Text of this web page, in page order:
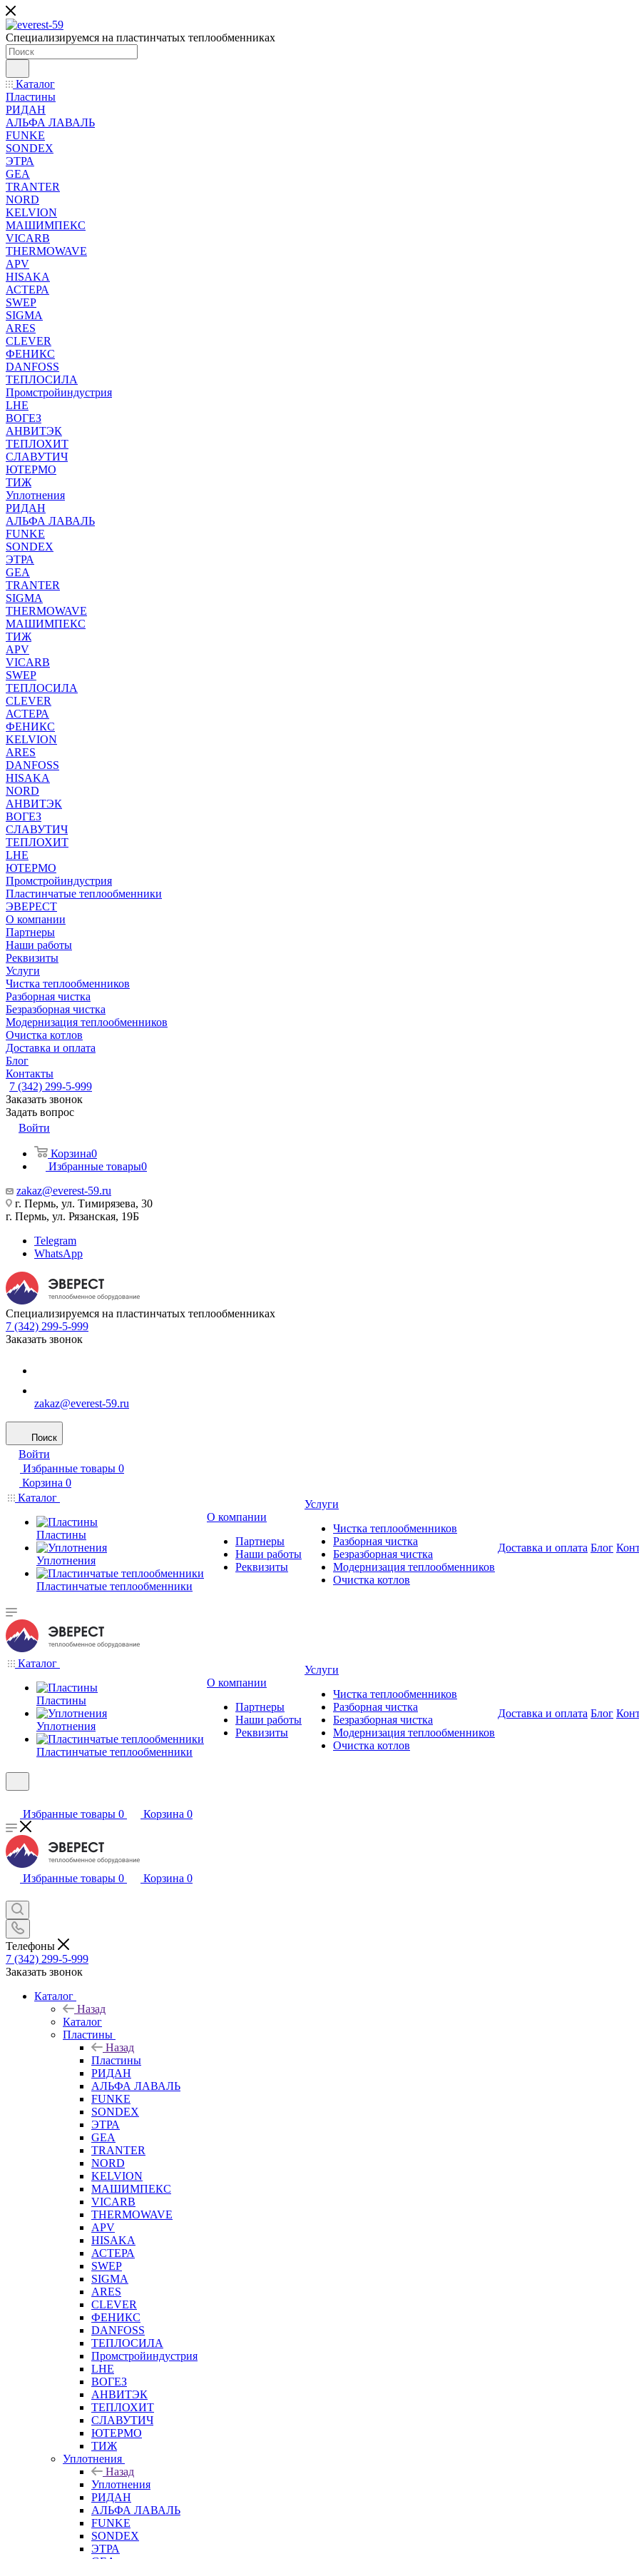
Специализируемся на пластинчатых теплообменниках
Каталог
Пластины
РИДАН
АЛЬФА ЛАВАЛЬ
FUNKE
SONDEX
ЭТРА
GEA
TRANTER
NORD
KELVION
МАШИМПЕКС
VICARB
THERMOWAVE
APV
HISAKA
АСТЕРА
SWEP
SIGMA
ARES
CLEVER
ФЕНИКС
DANFOSS
ТЕПЛОСИЛА
Промстройиндустрия
LHE
ВОГЕЗ
АНВИТЭК
ТЕПЛОХИТ
СЛАВУТИЧ
ЮТЕРМО
ТИЖ
Уплотнения
РИДАН
АЛЬФА ЛАВАЛЬ
FUNKE
SONDEX
ЭТРА
GEA
TRANTER
SIGMA
THERMOWAVE
МАШИМПЕКС
ТИЖ
APV
VICARB
SWEP
ТЕПЛОСИЛА
CLEVER
АСТЕРА
ФЕНИКС
KELVION
ARES
DANFOSS
HISAKA
NORD
АНВИТЭК
ВОГЕЗ
СЛАВУТИЧ
ТЕПЛОХИТ
LHE
ЮТЕРМО
Промстройиндустрия
Пластинчатые теплообменники
ЭВЕРЕСТ
О компании
Партнеры
Наши работы
Реквизиты
Услуги
Чистка теплообменников
Разборная чистка
Безразборная чистка
Модернизация теплообменников
Очистка котлов
Доставка и оплата
Блог
Контакты
7 (342) 299-5-999
Заказать звонок
Задать вопрос
Войти
Корзина0
Избранные товары0
zakaz@everest-59.ru
г. Пермь, ул. Тимирязева, 30
г. Пермь, ул. Рязанская, 19Б
Telegram
WhatsApp
Специализируемся на пластинчатых теплообменниках
7 (342) 299-5-999
Заказать звонок
zakaz@everest-59.ru
Поиск
Войти
Избранные товары 0
Корзина 0
Каталог
Пластины
Уплотнения
Пластинчатые теплообменники
О компании
Партнеры
Наши работы
Реквизиты
Услуги
Чистка теплообменников
Разборная чистка
Безразборная чистка
Модернизация теплообменников
Очистка котлов
Доставка и оплата Блог
Каталог
Пластины
Уплотнения
Пластинчатые теплообменники
О компании
Партнеры
Наши работы
Реквизиты
Услуги
Чистка теплообменников
Разборная чистка
Безразборная чистка
Модернизация теплообменников
Очистка котлов
Доставка и оплата Блог
Избранные товары 0 Корзина 0
Избранные товары 0 Корзина 0
Телефоны
7 (342) 299-5-999
Заказать звонок
Каталог
Назад
Каталог
Пластины
Назад
Пластины
РИДАН
АЛЬФА ЛАВАЛЬ
FUNKE
SONDEX
ЭТРА
GEA
TRANTER
NORD
KELVION
МАШИМПЕКС
VICARB
THERMOWAVE
APV
HISAKA
АСТЕРА
SWEP
SIGMA
ARES
CLEVER
ФЕНИКС
DANFOSS
ТЕПЛОСИЛА
Промстройиндустрия
LHE
ВОГЕЗ
АНВИТЭК
ТЕПЛОХИТ
СЛАВУТИЧ
ЮТЕРМО
ТИЖ
Уплотнения
Назад
Уплотнения
РИДАН
АЛЬФА ЛАВАЛЬ
FUNKE
SONDEX
ЭТРА